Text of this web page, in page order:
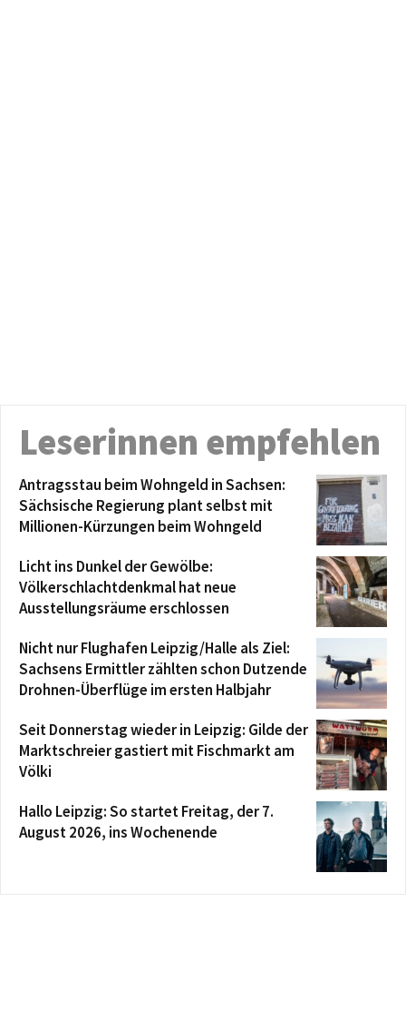
Leserinnen empfehlen
Antragsstau beim Wohngeld in Sachsen:
Sächsische Regierung plant selbst mit
Millionen-Kürzungen beim Wohngeld
Licht ins Dunkel der Gewölbe:
Völkerschlachtdenkmal hat neue
Ausstellungsräume erschlossen
Nicht nur Flughafen Leipzig/Halle als Ziel:
Sachsens Ermittler zählten schon Dutzende
Drohnen-Überflüge im ersten Halbjahr
Seit Donnerstag wieder in Leipzig: Gilde der
Marktschreier gastiert mit Fischmarkt am
Völki
Hallo Leipzig: So startet Freitag, der 7.
August 2026, ins Wochenende